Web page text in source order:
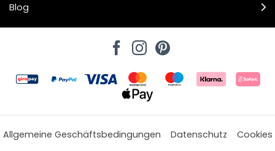
Blog
Allgemeine Geschäftsbedingungen Datenschutz Cookies